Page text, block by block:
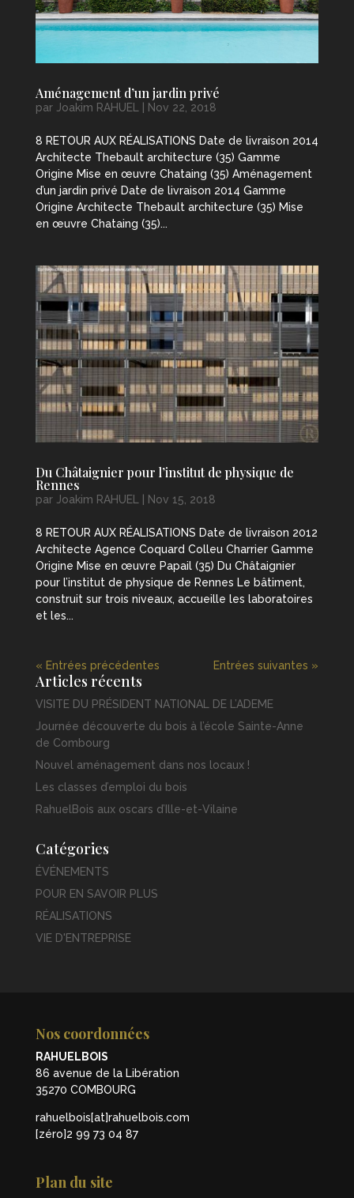
Aménagement d’un jardin privé
par Joakim RAHUEL Nov 22, 2018
8 RETOUR AUX RÉALISATIONS Date de livraison 2014
Architecte Thebault architecture (35) Gamme
Origine Mise en œuvre Chataing (35) Aménagement
d’un jardin privé Date de livraison 2014 Gamme
Origine Architecte Thebault architecture (35) Mise
en œuvre Chataing (35)...
Du Châtaignier pour l’institut de physique de
Rennes
par Joakim RAHUEL Nov 15, 2018
8 RETOUR AUX RÉALISATIONS Date de livraison 2012
Architecte Agence Coquard Colleu Charrier Gamme
Origine Mise en œuvre Papail (35) Du Châtaignier
pour l’institut de physique de Rennes Le bâtiment,
construit sur trois niveaux, accueille les laboratoires
et les...
« Entrées précédentes Entrées suivantes »
Articles récents
VISITE DU PRÉSIDENT NATIONAL DE L’ADEME
Journée découverte du bois à l’école Sainte-Anne
de Combourg
Nouvel aménagement dans nos locaux !
Les classes d’emploi du bois
RahuelBois aux oscars d’Ille-et-Vilaine
Catégories
ÉVÉNEMENTS
POUR EN SAVOIR PLUS
RÉALISATIONS
VIE D'ENTREPRISE
Nos coordonnées
RAHUELBOIS
86 avenue de la Libération
35270 COMBOURG
rahuelbois[at]rahuelbois.com
[zéro]2 99 73 04 87
Plan du site